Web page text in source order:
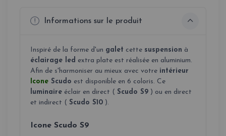
Informations sur le produit
Inspiré de la forme d'un galet cette suspension à
éclairage led extra plate est réalisée en aluminium.
Afin de s'harmoniser au mieux avec votre intérieur
Icone Scudo est disponible en 6 coloris. Ce
luminaire éclair en direct ( Scudo S9 ) ou en direct
et indirect ( Scudo S10 ).
Icone Scudo S9